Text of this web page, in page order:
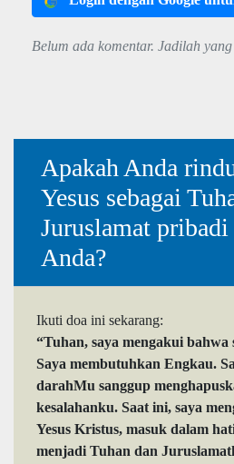
Belum ada komentar. Jadilah
Apakah Anda
Yesus sebagai
Juruslamat
Anda?
Ikuti doa ini sekarang:
“Tuhan, saya mengakui bahwa
Saya membutuhkan Engkau.
darahMu sanggup
kesalahanku. Saat ini, saya
Yesus Kristus, masuk dalam
menjadi Tuhan dan